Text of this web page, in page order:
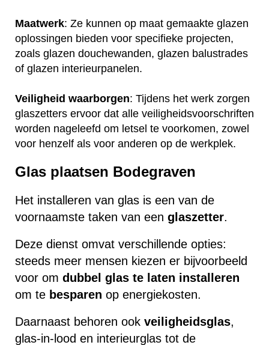
Maatwerk: Ze kunnen op maat gemaakte glazen
oplossingen bieden voor specifieke projecten,
zoals glazen douchewanden, glazen balustrades
of glazen interieurpanelen.
Veiligheid waarborgen: Tijdens het werk zorgen
glaszetters ervoor dat alle veiligheidsvoorschriften
worden nageleefd om letsel te voorkomen, zowel
voor henzelf als voor anderen op de werkplek.
Glas plaatsen Bodegraven
Het installeren van glas is een van de
voornaamste taken van een glaszetter.
Deze dienst omvat verschillende opties:
steeds meer mensen kiezen er bijvoorbeeld
voor om dubbel glas te laten installeren
om te besparen op energiekosten.
Daarnaast behoren ook veiligheidsglas,
glas-in-lood en interieurglas tot de